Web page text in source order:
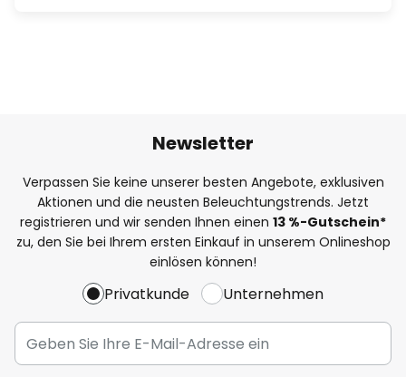
Newsletter
Verpassen Sie keine unserer besten Angebote, exklusiven
Aktionen und die neusten Beleuchtungstrends. Jetzt
registrieren und wir senden Ihnen einen 13 %-Gutschein*
zu, den Sie bei Ihrem ersten Einkauf in unserem Onlineshop
einlösen können!
Privatkunde Unternehmen